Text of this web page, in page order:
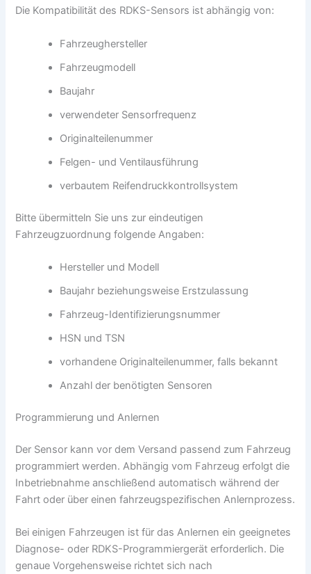
Die Kompatibilität des RDKS-Sensors ist abhängig von:
Fahrzeughersteller
Fahrzeugmodell
Baujahr
verwendeter Sensorfrequenz
Originalteilenummer
Felgen- und Ventilausführung
verbautem Reifendruckkontrollsystem
Bitte übermitteln Sie uns zur eindeutigen
Fahrzeugzuordnung folgende Angaben:
Hersteller und Modell
Baujahr beziehungsweise Erstzulassung
Fahrzeug-Identifizierungsnummer
HSN und TSN
vorhandene Originalteilenummer, falls bekannt
Anzahl der benötigten Sensoren
Programmierung und Anlernen
Der Sensor kann vor dem Versand passend zum Fahrzeug
programmiert werden. Abhängig vom Fahrzeug erfolgt die
Inbetriebnahme anschließend automatisch während der
Fahrt oder über einen fahrzeugspezifischen Anlernprozess.
Bei einigen Fahrzeugen ist für das Anlernen ein geeignetes
Diagnose- oder RDKS-Programmiergerät erforderlich. Die
genaue Vorgehensweise richtet sich nach